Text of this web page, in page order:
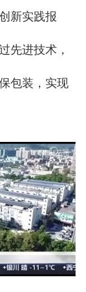
新实践报
先进技术，
包装，实现